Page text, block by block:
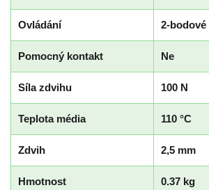
Ovládání 2-bodové
Pomocný kontakt Ne
Síla zdvihu 100 N
Teplota média 110 °C
Zdvih 2,5 mm
Hmotnost 0.37 kg